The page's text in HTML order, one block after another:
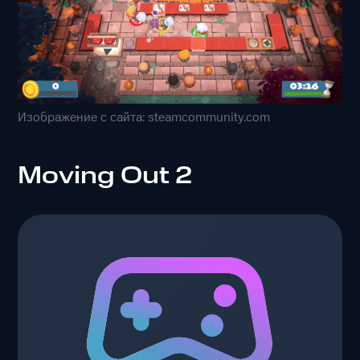
Изображение с сайта: steamcommunity.com
Moving Out 2